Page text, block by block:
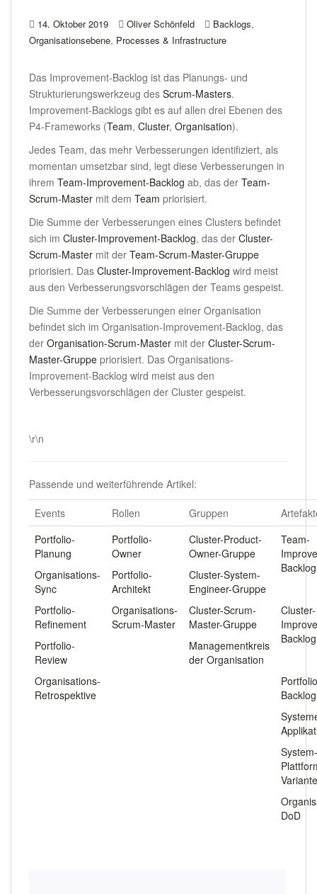
14. Oktober 2019 Oliver Schönfeld Backlogs,
Organisationsebene, Processes & Infrastructure
Das Improvement-Backlog ist das Planungs- und
Strukturierungswerkzeug des Scrum-Masters.
Improvement-Backlogs gibt es auf allen drei Ebenen des
P4-Frameworks (Team, Cluster, Organisation).
Jedes Team, das mehr Verbesserungen identifiziert, als
momentan umsetzbar sind, legt diese Verbesserungen in
ihrem Team-Improvement-Backlog ab, das der Team-
Scrum-Master mit dem Team priorisiert.
Die Summe der Verbesserungen eines Clusters befindet
sich im Cluster-Improvement-Backlog, das der Cluster-
Scrum-Master mit der Team-Scrum-Master-Gruppe
priorisiert. Das Cluster-Improvement-Backlog wird meist
aus den Verbesserungsvorschlägen der Teams gespeist.
Die Summe der Verbesserungen einer Organisation
befindet sich im Organisation-Improvement-Backlog, das
der Organisation-Scrum-Master mit der Cluster-Scrum-
Master-Gruppe priorisiert. Das Organisations-
Improvement-Backlog wird meist aus den
Verbesserungsvorschlägen der Cluster gespeist.
\r\n
Passende und weiterführende Artikel:
Events Rollen Gruppen
Portfolio-
Planung
Organisations-
Sync
Portfolio-
Refinement
Portfolio-
Review
Organisations-
Retrospektive
Portfolio-
Owner
Portfolio-
Architekt
Organisations-
Scrum-Master
Cluster-Product-
Owner-Gruppe
Cluster-System-
Engineer-Gruppe
Cluster-Scrum-
Master-Gruppe
Managementkreis
der Organisation
Team-
Backlog
Cluster-
Backlog
Backlog
System-
DoD